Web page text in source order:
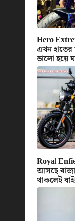
Hero
এখন
ভালো হয়ে
Royal
আসছে
থাকলেই